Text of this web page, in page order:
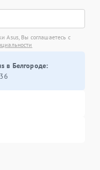
Asus, Вы соглашаетесь с
в Белгороде: